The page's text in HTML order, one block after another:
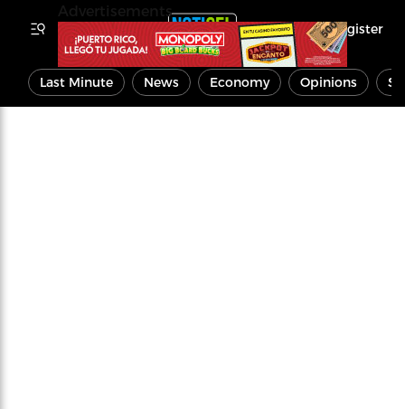
Register
Last Minute News Economy Opinions
Advertisements